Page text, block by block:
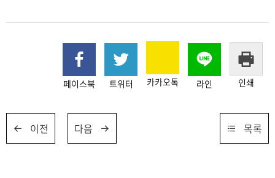
페이스북 트위터 카카오톡 라인 인쇄
이전 다음 목록